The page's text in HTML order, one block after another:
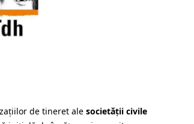
de tineret ale societății civile